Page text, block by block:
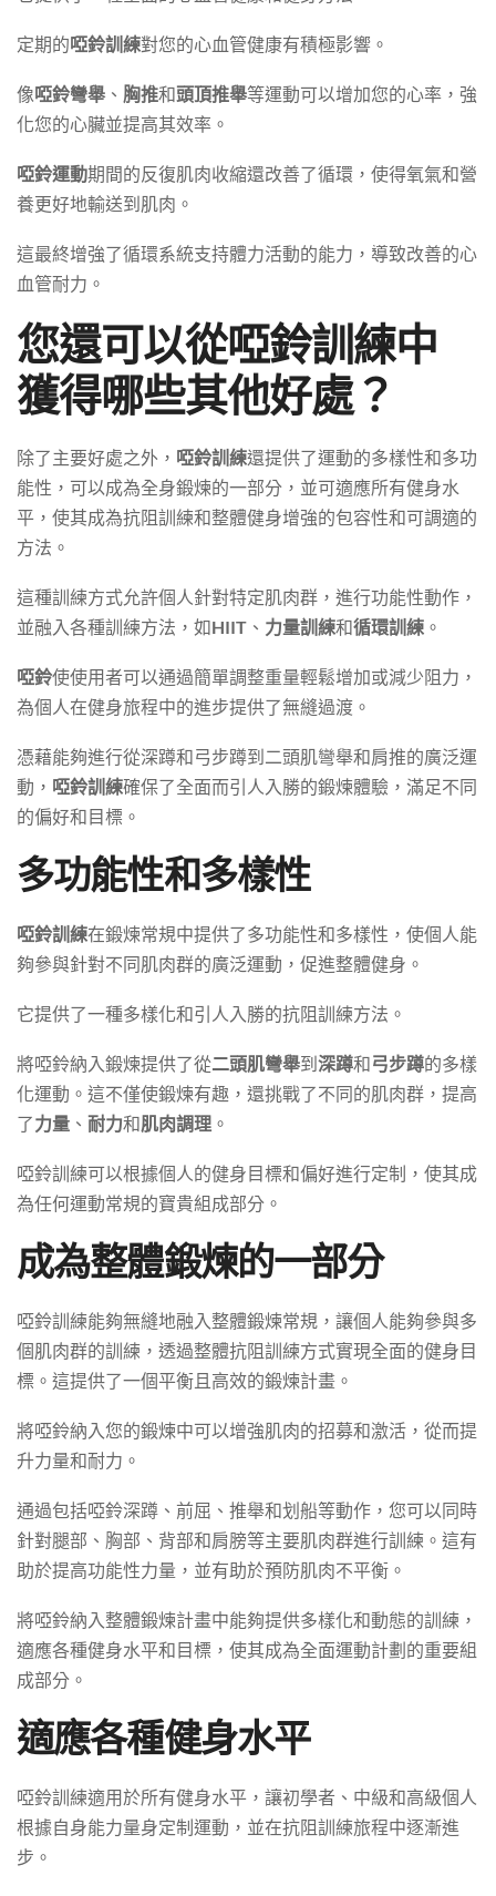
定期的啞鈴訓練對您的心血管健康有積極影響。
像啞鈴彎舉 、 胸推和頭頂推舉等運動可以增加您的心率，強
化您的心臟並提高其效率。
啞鈴運動期間的反復肌肉收縮還改善了循環，使得氧氣和營
養更好地輸送到肌肉。
這最終增強了循環系統支持體力活動的能力，導致改善的心
血管耐力。
您還可以從啞鈴訓練中
獲得哪些其他好處？
除了主要好處之外， 啞鈴訓練還提供了運動的多樣性和多功
能性，可以成為全身鍛煉的一部分，並可適應所有健身水
平，使其成為抗阻訓練和整體健身增強的包容性和可調適的
方法。
這種訓練方式允許個人針對特定肌肉群，進行功能性動作，
並融入各種訓練方法，如HIIT 、 力量訓練和循環訓練 。
啞鈴使使用者可以通過簡單調整重量輕鬆增加或減少阻力，
為個人在健身旅程中的進步提供了無縫過渡。
憑藉能夠進行從深蹲和弓步蹲到二頭肌彎舉和肩推的廣泛運
動， 啞鈴訓練確保了全面而引人入勝的鍛煉體驗，滿足不同
的偏好和目標。
多功能性和多樣性
啞鈴訓練在鍛煉常規中提供了多功能性和多樣性，使個人能
夠參與針對不同肌肉群的廣泛運動，促進整體健身。
它提供了一種多樣化和引人入勝的抗阻訓練方法。
將啞鈴納入鍛煉提供了從二頭肌彎舉到深蹲和弓步蹲的多樣
化運動。這不僅使鍛煉有趣，還挑戰了不同的肌肉群，提高
了力量 、 耐力和肌肉調理 。
啞鈴訓練可以根據個人的健身目標和偏好進行定制，使其成
為任何運動常規的寶貴組成部分。
成為整體鍛煉的一部分
啞鈴訓練能夠無縫地融入整體鍛煉常規，讓個人能夠參與多
個肌肉群的訓練，透過整體抗阻訓練方式實現全面的健身目
標。這提供了一個平衡且高效的鍛煉計畫。
將啞鈴納入您的鍛煉中可以增強肌肉的招募和激活，從而提
升力量和耐力。
通過包括啞鈴深蹲、前屈、推舉和划船等動作，您可以同時
針對腿部、胸部、背部和肩膀等主要肌肉群進行訓練。這有
助於提高功能性力量，並有助於預防肌肉不平衡。
將啞鈴納入整體鍛煉計畫中能夠提供多樣化和動態的訓練，
適應各種健身水平和目標，使其成為全面運動計劃的重要組
成部分。
適應各種健身水平
啞鈴訓練適用於所有健身水平，讓初學者、中級和高級個人
根據自身能力量身定制運動，並在抗阻訓練旅程中逐漸進
步。